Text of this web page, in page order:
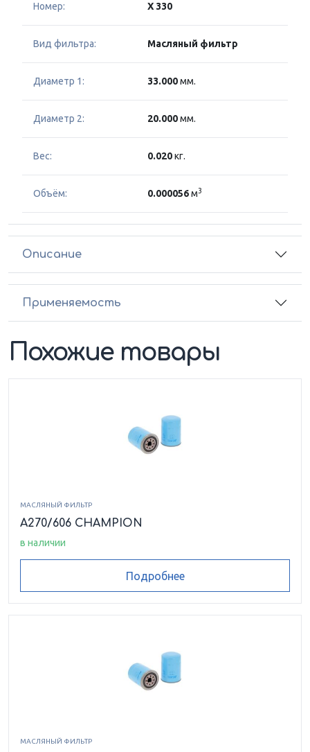
Номер: X 330
Вид фильтра: Масляный фильтр
Диаметр 1: 33.000мм.
Диаметр 2: 20.000мм.
Вес: 0.020кг.
Объём: 0.000056м3
Описание
Применяемость
Похожие товары
МАСЛЯНЫЙ ФИЛЬТР
A270/606 CHAMPION
в наличии
Подробнее
МАСЛЯНЫЙ ФИЛЬТР